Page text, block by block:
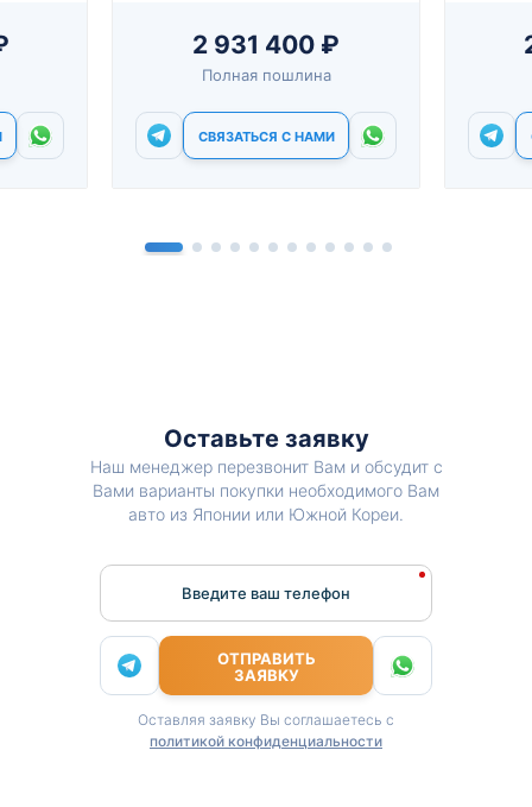
2 931 400 ₽
Полная пошлина
СВЯЗАТЬСЯ С НАМИ
Оставьте заявку
Наш менеджер перезвонит Вам и обсудит с
Вами варианты покупки необходимого Вам
авто из Японии или Южной Кореи.
Введите ваш телефон
ОТПРАВИТЬ
ЗАЯВКУ
Оставляя заявку Вы соглашаетесь с
политикой конфиденциальности